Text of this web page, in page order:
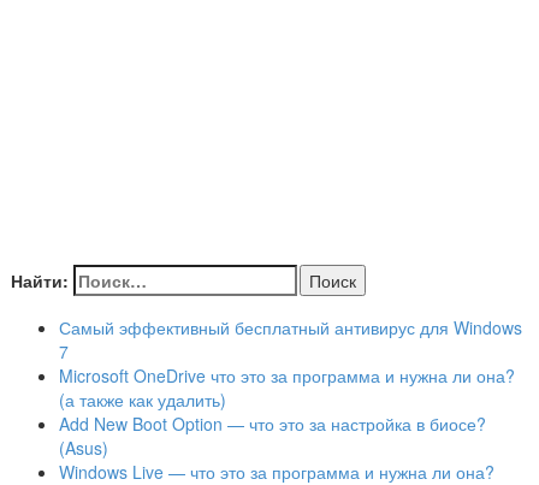
Найти:
Самый эффективный бесплатный антивирус для Windows
7
Microsoft OneDrive что это за программа и нужна ли она?
(а также как удалить)
Add New Boot Option — что это за настройка в биосе?
(Asus)
Windows Live — что это за программа и нужна ли она?